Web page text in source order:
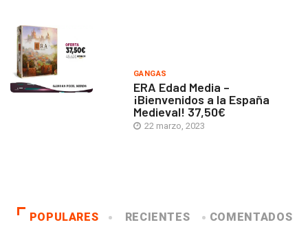
GANGAS
ERA Edad Media –
¡Bienvenidos a la España
Medieval! 37,50€
22 marzo, 2023
POPULARES RECIENTES COMENTADOS